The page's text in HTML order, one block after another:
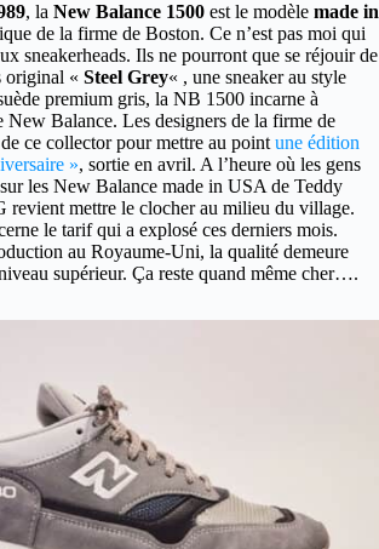
, la New Balance 1500 est le modèle made in
de la firme de Boston. Ce n’est pas moi qui
sneakerheads. Ils ne pourront que se réjouir de
original « Steel Grey« , une sneaker au style
premium gris, la NB 1500 incarne à
New Balance. Les designers de la firme de
ce collector pour mettre au point une édition
», sortie en avril. A l’heure où les gens
les New Balance made in USA de Teddy
revient mettre le clocher au milieu du village.
le tarif qui a explosé ces derniers mois.
au Royaume-Uni, la qualité demeure
supérieur. Ça reste quand même cher….